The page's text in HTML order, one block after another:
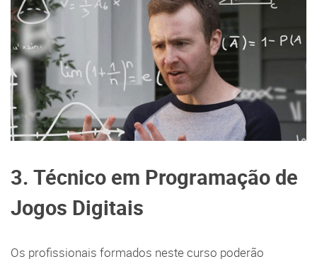
3. Técnico em Programação de
Jogos Digitais
Os profissionais formados neste curso poderão